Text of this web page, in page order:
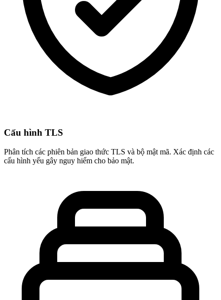
Cấu hình TLS
Phân tích các phiên bản giao thức TLS và bộ mật mã. Xác định các
cấu hình yếu gây nguy hiểm cho bảo mật.